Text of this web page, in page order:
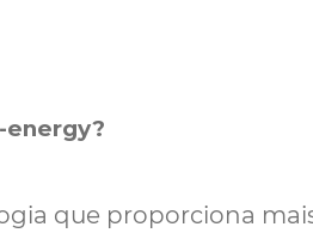
energy?
que proporciona